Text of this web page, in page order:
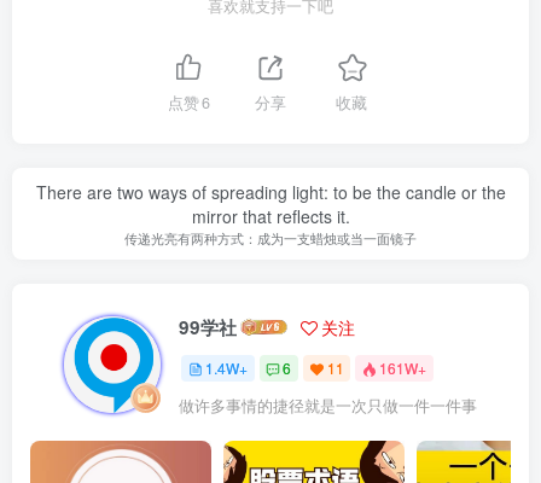
喜欢就支持一下吧
点赞6 分享 收藏
There are two ways of spreading light: to be the candle or the
mirror that reflects it.
传递光亮有两种方式：成为一支蜡烛或当一面镜子
99学社 关注
1.4W+ 6 11 161W+
做许多事情的捷径就是一次只做一件一件事